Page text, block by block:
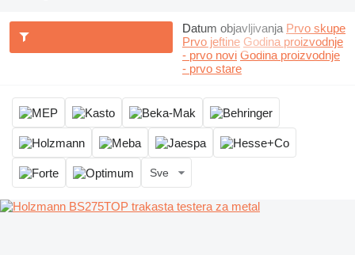
Datum objavljivanja Prvo skupe
Prvo jeftine Godina proizvodnje
- prvo novi Godina proizvodnje
- prvo stare
Sve